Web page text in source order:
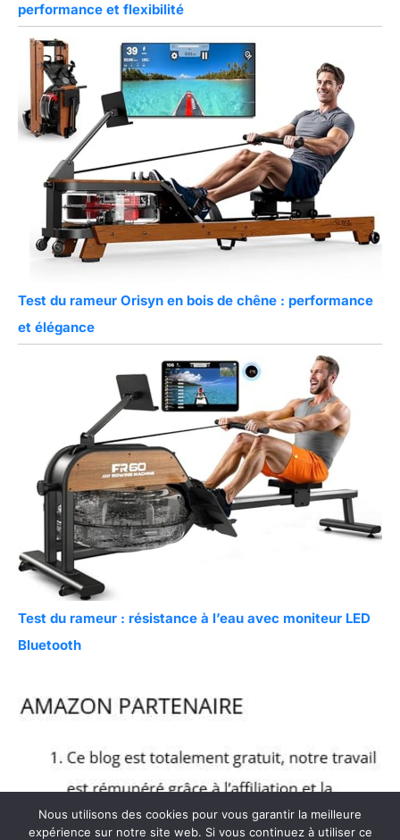
performance et flexibilité
Test du rameur Orisyn en bois de chêne : performance
et élégance
Test du rameur : résistance à l’eau avec moniteur LED
Bluetooth
Nous utilisons des cookies pour vous garantir la meilleure
expérience sur notre site web. Si vous continuez à utiliser ce